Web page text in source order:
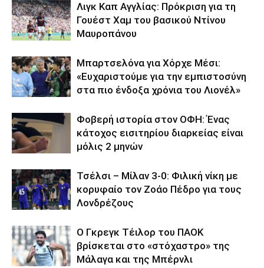
Λιγκ Καπ Αγγλίας: Πρόκριση για τη
Γουέστ Χαμ του βασικού Ντίνου
Μαυροπάνου
Μπαρτσελόνα για Χόρχε Μέσι:
«Ευχαριστούμε για την εμπιστοσύνη
στα πιο ένδοξα χρόνια του Λιονέλ»
Φοβερή ιστορία στον ΟΦΗ: Ένας
κάτοχος εισιτηρίου διαρκείας είναι
μόλις 2 μηνών
Τσέλσι – Μίλαν 3-0: Φιλική νίκη με
κορυφαίο τον Ζοάο Πέδρο για τους
Λονδρέζους
Ο Γκρεγκ Τέιλορ του ΠΑΟΚ
βρίσκεται στο «στόχαστρο» της
Μάλαγα και της Μπέρνλι